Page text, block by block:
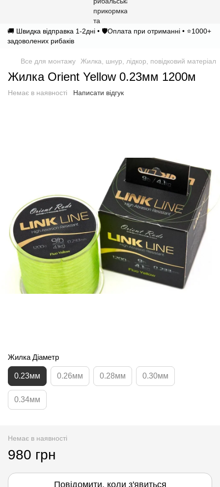
🚚 Швидка відправка 1-2дні • 🛡️Оплата при отриманні • ⭐1000+
задоволених рибаків
Все для монтажу Жилка, шнур, лідкор, повідковий матеріал
Жилка Orient Yellow 0.23мм 1200м
Немає в наявності Написати відгук
Жилка Діаметр
0.23мм 0.26мм 0.28мм 0.30мм
0.34мм
Немає в наявності
980 грн
Повідомити, коли з'явиться